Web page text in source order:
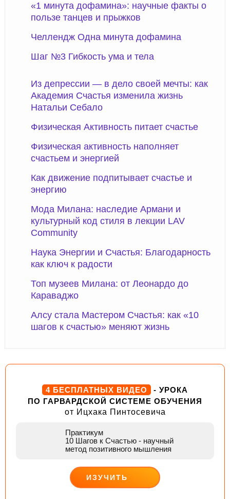
«1 минута дофамина»: научные факты о
пользе танцев и прыжков
Челлендж Одна минута дофамина
Шаг №3 Гибкость ума и тела
Из депрессии — в дело своей мечты: как
Академия Счастья изменила жизнь
Натальи Себало
Физическая Активность питает счастье
Физическая активность наполняет
счастьем и энергией
Как движение подпитывает счастье и
энергию
Мода Милана: наследие Армани и
культурный код стиля в лекции LAV
Community
Наука Энергии и Счастья: Благодарность
как ключ к радости
Топ музеев Милана: от Леонардо до
Караваджо
Алсу стала Мастером Счастья: как «10
шагов к счастью» меняют жизнь
4 БЕСПЛАТНЫХ ВИДЕО
- УРОКА
ПО ГАРВАРДСКОЙ СИСТЕМЕ ОБУЧЕНИЯ
от Ицхака Пинтосевича
Практикум
10 Шагов к Счастью - научный
метод позитивного мышления
ИЗУЧИТЬ